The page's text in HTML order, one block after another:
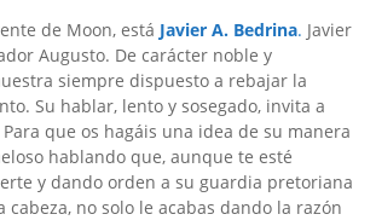
de Moon, está Javier A. Bedrina. Javier
Augusto. De carácter noble y
siempre dispuesto a rebajar la
Su hablar, lento y sosegado, invita a
que os hagáis una idea de su manera
hablando que, aunque te esté
y dando orden a su guardia pretoriana
cabeza, no solo le acabas dando la razón